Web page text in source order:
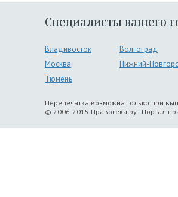
Специалисты вашего
Владивосток
Волгоград
Москва
Нижний-
Тюмень
Перепечатка возможна только при
© 2006-2015 Правотека.ру - Портал